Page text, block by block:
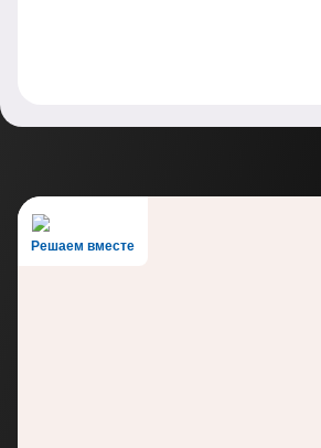
Решаем вместе